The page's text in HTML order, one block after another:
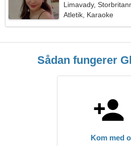
Limavady,
Atletik, Karaoke
Sådan fungerer
Kom med